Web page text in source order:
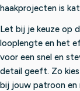
haakprojecten is
Let bij je keuze op
looplengte en het
voor een snel en
detail geeft. Zo
bij jouw patroon en